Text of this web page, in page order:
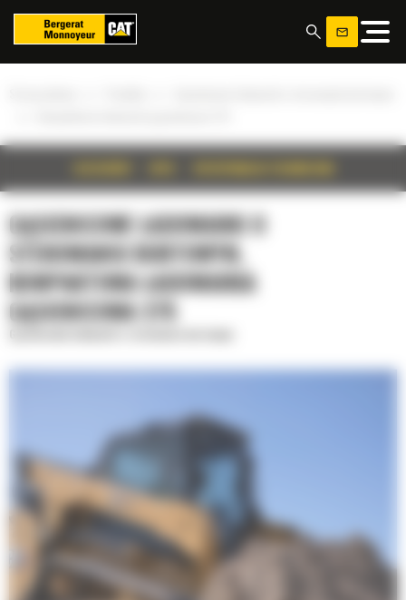
GĄSIENICOWE ŁADOWARKI O
STEROWANIU BURTOWYM,
KOMPAKTOWA ŁADOWARKA
GĄSIENICOWA 275
Panel zarządzania plikami cookies